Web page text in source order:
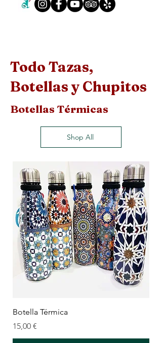
Todo Tazas,
Botellas y Chupitos
Botellas Térmicas
Shop All
Botella Térmica
Prix
15,00 €